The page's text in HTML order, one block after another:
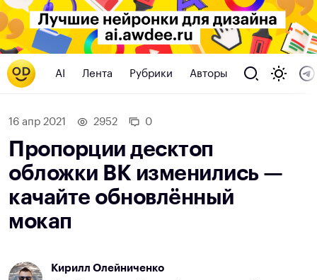
AI Лента Рубрики Авторы
16 апр 2021 2952 0
Пропорции десктоп
обложки ВК изменились —
качайте обновлённый
мокап
Кирилл Олейниченко